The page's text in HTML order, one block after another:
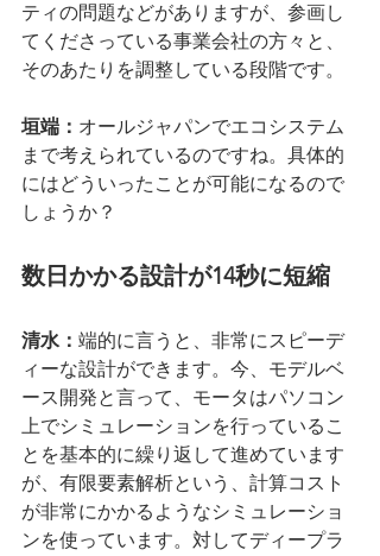
ティの問題などがありますが、参画し
てくださっている事業会社の方々と、
そのあたりを調整している段階です。
垣端： オールジャパンでエコシステム
まで考えられているのですね。具体的
にはどういったことが可能になるので
しょうか？
数日かかる設計が14秒に短縮
清水： 端的に言うと、非常にスピーデ
ィーな設計ができます。今、モデルベ
ース開発と言って、モータはパソコン
上でシミュレーションを行っているこ
とを基本的に繰り返して進めています
が、有限要素解析という、計算コスト
が非常にかかるようなシミュレーショ
ンを使っています。対してディープラ